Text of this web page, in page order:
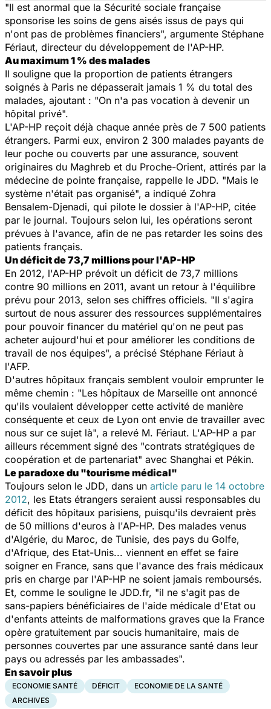
"Il est anormal que la Sécurité sociale française
sponsorise les soins de gens aisés issus de pays qui
n'ont pas de problèmes financiers", argumente Stéphane
Fériaut, directeur du développement de l'AP-HP.
Au maximum 1 % des malades
Il souligne que la proportion de patients étrangers
soignés à Paris ne dépasserait jamais 1 % du total des
malades, ajoutant : "On n'a pas vocation à devenir un
hôpital privé".
L'AP-HP reçoit déjà chaque année près de 7 500 patients
étrangers. Parmi eux, environ 2 300 malades payants de
leur poche ou couverts par une assurance, souvent
originaires du Maghreb et du Proche-Orient, attirés par la
médecine de pointe française, rappelle le JDD. "Mais le
système n'était pas organisé", a indiqué Zohra
Bensalem-Djenadi, qui pilote le dossier à l'AP-HP, citée
par le journal. Toujours selon lui, les opérations seront
prévues à l'avance, afin de ne pas retarder les soins des
patients français.
Un déficit de 73,7 millions pour l'AP-HP
En 2012, l'AP-HP prévoit un déficit de 73,7 millions
contre 90 millions en 2011, avant un retour à l'équilibre
prévu pour 2013, selon ses chiffres officiels. "Il s'agira
surtout de nous assurer des ressources supplémentaires
pour pouvoir financer du matériel qu'on ne peut pas
acheter aujourd'hui et pour améliorer les conditions de
travail de nos équipes", a précisé Stéphane Fériaut à
l'AFP.
D'autres hôpitaux français semblent vouloir emprunter le
même chemin : "Les hôpitaux de Marseille ont annoncé
qu'ils voulaient développer cette activité de manière
conséquente et ceux de Lyon ont envie de travailler avec
nous sur ce sujet là", a relevé M. Fériaut. L'AP-HP a par
ailleurs récemment signé des "contrats stratégiques de
coopération et de partenariat" avec Shanghai et Pékin.
Le paradoxe du "tourisme médical"
Toujours selon le JDD, dans un article paru le 14 octobre
2012, les Etats étrangers seraient aussi responsables du
déficit des hôpitaux parisiens, puisqu'ils devraient près
de 50 millions d'euros à l'AP-HP. Des malades venus
d'Algérie, du Maroc, de Tunisie, des pays du Golfe,
d'Afrique, des Etat-Unis... viennent en effet se faire
soigner en France, sans que l'avance des frais médicaux
pris en charge par l'AP-HP ne soient jamais remboursés.
Et, comme le souligne le JDD.fr, "il ne s'agit pas de
sans-papiers bénéficiaires de l'aide médicale d'Etat ou
d'enfants atteints de malformations graves que la France
opère gratuitement par soucis humanitaire, mais de
personnes couvertes par une assurance santé dans leur
pays ou adressés par les ambassades".
En savoir plus
ECONOMIE SANTÉ DÉFICIT
ECONOMIE DE LA SANTÉ
ARCHIVES